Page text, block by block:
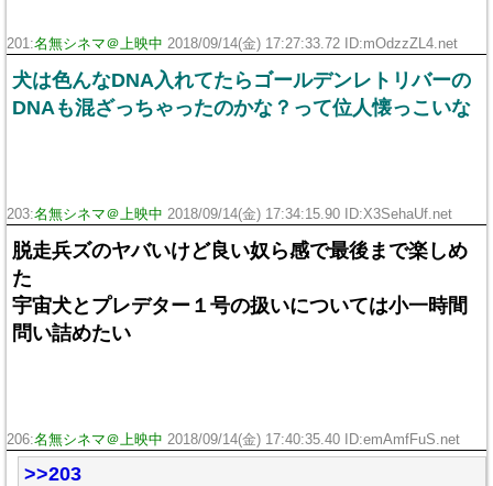
201:名無シネマ＠上映中 2018/09/14(金) 17:27:33.72 ID:mOdzzZL4.net
犬は色んなDNA入れてたらゴールデンレトリバーの
DNAも混ざっちゃったのかな？って位人懐っこいな
203:名無シネマ＠上映中 2018/09/14(金) 17:34:15.90 ID:X3SehaUf.net
脱走兵ズのヤバいけど良い奴ら感で最後まで楽しめ
た
宇宙犬とプレデター１号の扱いについては小一時間
問い詰めたい
206:名無シネマ＠上映中 2018/09/14(金) 17:40:35.40 ID:emAmfFuS.net
>>203